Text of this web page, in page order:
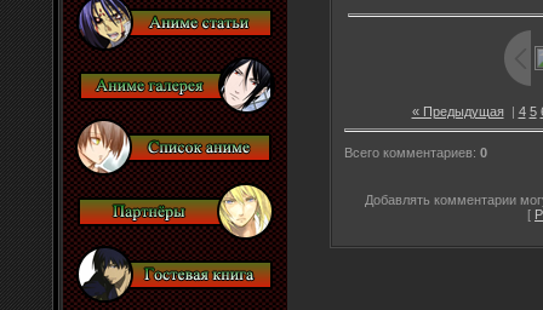
« Предыдущая| 4 5
Всего комментариев: 0
Добавлять комментарии
[